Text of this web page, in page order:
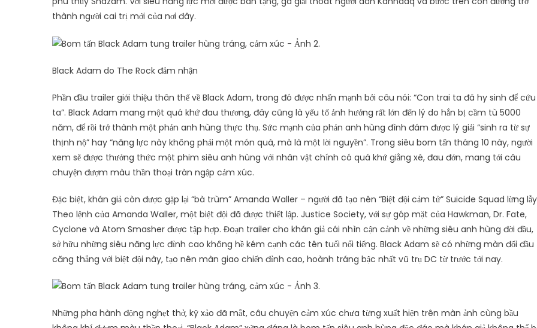
thành người cai trị mới của nơi đây.
Black Adam do The Rock đảm nhận
Phần đầu trailer giới thiệu thân thế về Black Adam, trong đó được nhấn mạnh bởi câu nói: “Con trai ta đã hy sinh để cứu
ta”. Black Adam mang một quá khứ đau thương, đây cũng là yếu tố ảnh hưởng rất lớn đến lý do hắn bị cầm tù 5000
năm, để rồi trở thành một phản anh hùng thực thụ. Sức mạnh của phản anh hùng đình đám được lý giải “sinh ra từ sự
thịnh nộ” hay “năng lực này không phải một món quà, mà là một lời nguyền”. Trong siêu bom tấn tháng 10 này, người
xem sẽ được thưởng thức một phim siêu anh hùng với nhân vật chính có quá khứ giằng xé, đau đớn, mang tới câu
chuyện đượm màu thần thoại tràn ngập cảm xúc.
Đặc biệt, khán giả còn được gặp lại “bà trùm” Amanda Waller – người đã tạo nên “Biệt đội cảm tử” Suicide Squad lừng
Theo lệnh của Amanda Waller, một biệt đội đã được thiết lập. Justice Society, với sự góp mặt của Hawkman, Dr. Fate,
Cyclone và Atom Smasher được tập hợp. Đoạn trailer cho khán giả cái nhìn cận cảnh về những siêu anh hùng đời đầu,
sở hữu những siêu năng lực đỉnh cao không hề kém cạnh các tên tuổi nổi tiếng. Black Adam sẽ có những màn đối đầu
căng thẳng với biệt đội này, tạo nên màn giao chiến đỉnh cao, hoành tráng bậc nhất vũ trụ DC từ trước tới nay.
Những pha hành động nghẹt thở, kỹ xảo đã mắt, câu chuyện cảm xúc chưa từng xuất hiện trên màn ảnh cùng bầu